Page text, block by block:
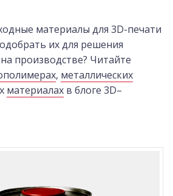
материалы для 3D-печати
их для решения
производстве? Читайте
, металлических
материалах в блоге 3D–